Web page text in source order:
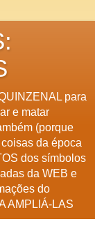
para
e matar
(porque
da época
dos símbolos
da WEB e
do
AMPLIÁ-LAS